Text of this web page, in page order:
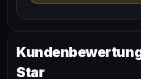
Star